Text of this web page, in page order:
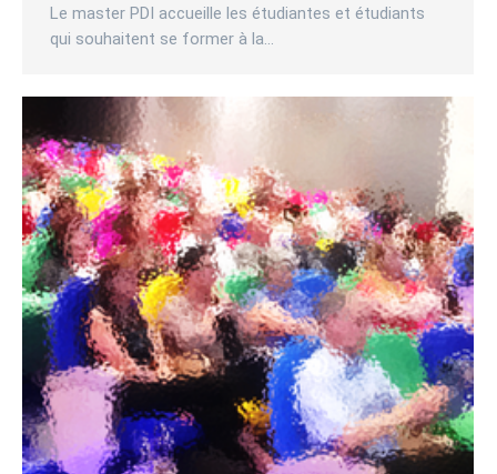
Le master PDI accueille les étudiantes et étudiants
qui souhaitent se former à la…